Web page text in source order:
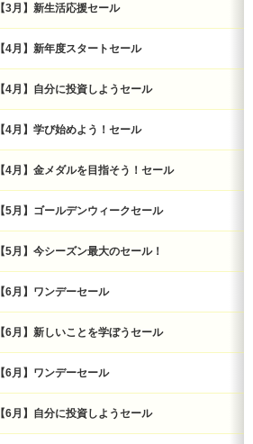
【3月】新生活応援セール
【4月】新年度スタートセール
【4月】自分に投資しようセール
【4月】学び始めよう！セール
【4月】金メダルを目指そう！セール
【5月】ゴールデンウィークセール
【5月】今シーズン最大のセール！
【6月】ワンデーセール
【6月】新しいことを学ぼうセール
【6月】ワンデーセール
【6月】自分に投資しようセール